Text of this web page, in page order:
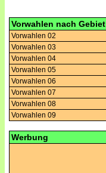
Vorwahlen nach Gebiet
Vorwahlen 02
Vorwahlen 03
Vorwahlen 04
Vorwahlen 05
Vorwahlen 06
Vorwahlen 07
Vorwahlen 08
Vorwahlen 09
Werbung